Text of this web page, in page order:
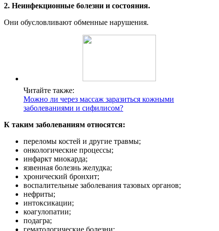
2. Неинфекционные болезни и состояния.
Они обусловливают обменные нарушения.
Читайте также:
Можно ли через массаж заразиться кожными
заболеваниями и сифилисом?
К таким заболеваниям относятся:
переломы костей и другие травмы;
онкологические процессы;
инфаркт миокарда;
язвенная болезнь желудка;
хронический бронхит;
воспалительные заболевания тазовых органов;
нефриты;
интоксикации;
коагулопатии;
подагра;
гематологические болезни;